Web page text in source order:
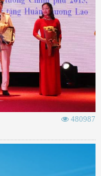
480987